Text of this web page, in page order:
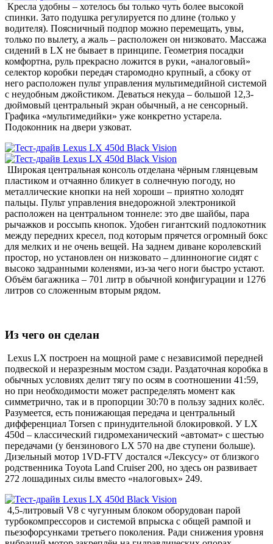
Кресла удобны – хотелось бы только чуть более высокой
спинки. Зато подушка регулируется по длине (только у
водителя). Поясничный подпор можно перемещать, увы,
только по вылету, а жаль – расположен он низковато. Массажа
сидений в LX не бывает в принципе. Геометрия посадки
комфортна, руль прекрасно ложится в руки, «аналоговый»
селектор коробки передач старомодно крупный, а сбоку от
него расположен пульт управления мультимедийной системой
с неудобным джойстиком. Деваться некуда – большой 12,3-
дюймовый центральный экран обычный, а не сенсорный.
Графика «мультимедийки» уже конкретно устарела.
Подоконник на двери узковат.
Широкая центральная консоль отделана чёрным глянцевым
пластиком и отчаянно бликует в солнечную погоду, но
металлические кнопки на ней хороши – приятно холодят
пальцы. Пульт управления внедорожной электроникой
расположен на центральном тоннеле: это две шайбы, пара
рычажков и россыпь кнопок. Удобен гигантский подлокотник
между передних кресел, под которым прячется огромный бокс
для мелких и не очень вещей. На заднем диване королевский
простор, но установлен он низковато – длинноногие сидят с
высоко задранными коленями, из-за чего ноги быстро устают.
Объём багажника – 701 литр в обычной конфигурации и 1276
литров со сложенным вторым рядом.
Из чего он сделан
Lexus LX построен на мощной раме с независимой передней
подвеской и неразрезным мостом сзади. Раздаточная коробка в
обычных условиях делит тягу по осям в соотношении 41:59,
но при необходимости может распределять момент как
симметрично, так и в пропорции 30:70 в пользу задних колёс.
Разумеется, есть понижающая передача и центральный
дифференциал Torsen с принудительной блокировкой. У LX
450d – классический гидромеханический «автомат» с шестью
передачами (у бензинового LX 570 на две ступени больше).
Дизельный мотор 1VD-FTV достался «Лексусу» от близкого
родственника Toyota Land Cruiser 200, но здесь он развивает
272 лошадиных силы вместо «налоговых» 249.
4,5-литровый V8 с чугунным блоком оборудован парой
турбокомпрессоров и системой впрыска с общей рампой и
пьезофорсунками третьего поколения. Ради снижения уровня